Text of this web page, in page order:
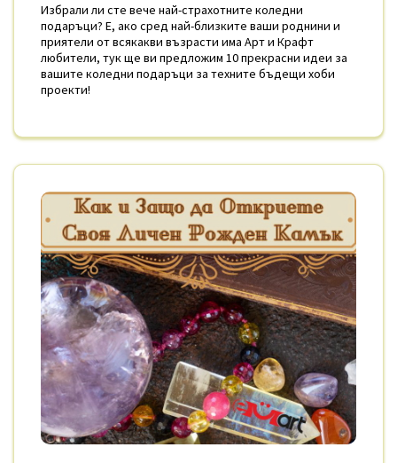
Избрали ли сте вече най-страхотните коледни
подаръци? Е, ако сред най-близките ваши роднини и
приятели от всякакви възрасти има Арт и Крафт
любители, тук ще ви предложим 10 прекрасни идеи за
вашите коледни подаръци за техните бъдещи хоби
проекти!